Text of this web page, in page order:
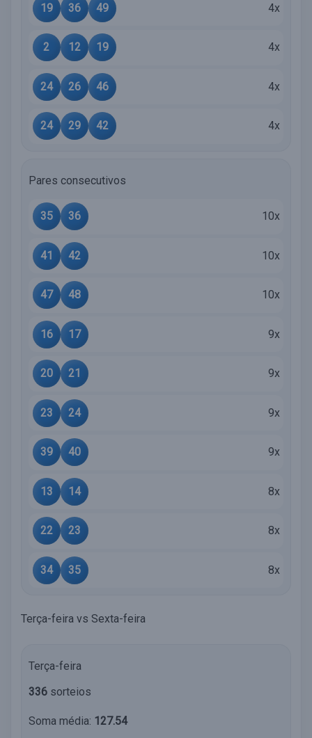
19 36 49 4x
2 12 19 4x
24 26 46 4x
24 29 42 4x
Pares consecutivos
35 36 10x
41 42 10x
47 48 10x
16 17 9x
20 21 9x
23 24 9x
39 40 9x
13 14 8x
22 23 8x
34 35 8x
Terça-feira vs Sexta-feira
Terça-feira
336 sorteios
Soma média: 127.54